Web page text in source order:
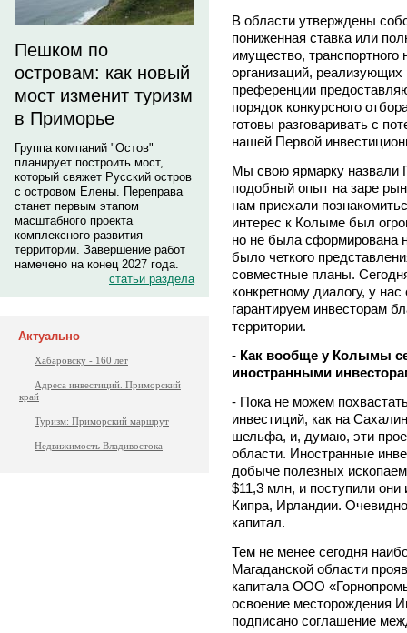
Пешком по
островам: как новый
мост изменит туризм
в Приморье
Группа компаний "Остов"
планирует построить мост,
который свяжет Русский остров
с островом Елены. Переправа
станет первым этапом
масштабного проекта
комплексного развития
территории. Завершение работ
намечено на конец 2027 года.
статьи раздела
Актуально
Хабаровску - 160 лет
Адреса инвестиций. Приморский
край
Туризм: Приморский маршрут
Недвижимость Владивостока
В области утверждены
пониженная ставка или
имущество, транспортного
организаций,
преференции
порядок конкурсного
готовы разговаривать с
нашей Первой
Мы свою ярмарку назвали
подобный опыт на заре
нам приехали
интерес к Колыме был
но не была сформирована
было четкого
совместные планы.
конкретному диалогу, у
гарантируем инвесторам
территории.
- Как вообще у Колымы
иностранными
- Пока не можем
инвестиций, как на
шельфа, и, думаю, эти
области. Иностранные
добыче полезных
$11,3 млн, и поступили они
Кипра, Ирландии.
капитал.
Тем не менее сегодня
Магаданской области
капитала ООО
освоение месторождения
подписано соглашение